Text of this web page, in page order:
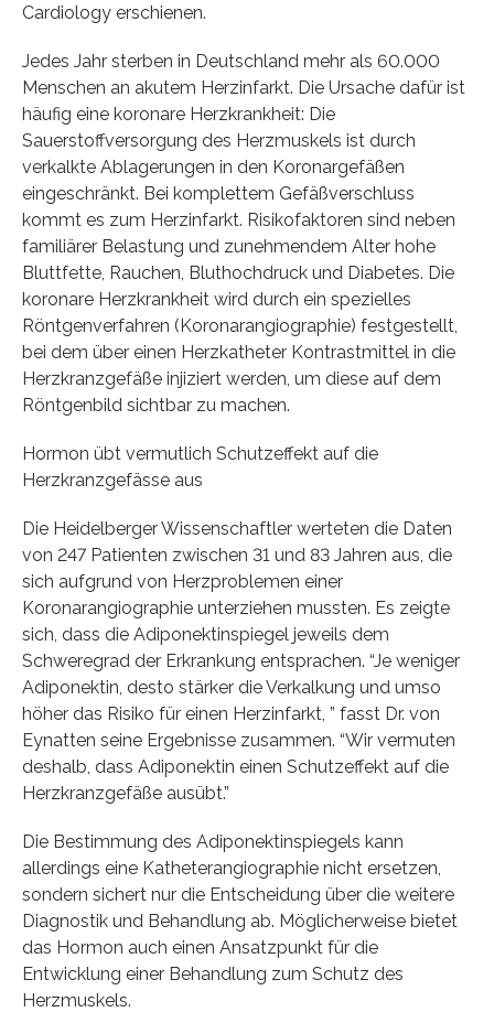
Cardiology erschienen.
Jedes Jahr sterben in Deutschland mehr als 60.000
Menschen an akutem Herzinfarkt. Die Ursache dafür ist
häufig eine koronare Herzkrankheit: Die
Sauerstoffversorgung des Herzmuskels ist durch
verkalkte Ablagerungen in den Koronargefäßen
eingeschränkt. Bei komplettem Gefäßverschluss
kommt es zum Herzinfarkt. Risikofaktoren sind neben
familiärer Belastung und zunehmendem Alter hohe
Bluttfette, Rauchen, Bluthochdruck und Diabetes. Die
koronare Herzkrankheit wird durch ein spezielles
Röntgenverfahren (Koronarangiographie) festgestellt,
bei dem über einen Herzkatheter Kontrastmittel in die
Herzkranzgefäße injiziert werden, um diese auf dem
Röntgenbild sichtbar zu machen.
Hormon übt vermutlich Schutzeffekt auf die
Herzkranzgefässe aus
Die Heidelberger Wissenschaftler werteten die Daten
von 247 Patienten zwischen 31 und 83 Jahren aus, die
sich aufgrund von Herzproblemen einer
Koronarangiographie unterziehen mussten. Es zeigte
sich, dass die Adiponektinspiegel jeweils dem
Schweregrad der Erkrankung entsprachen. “Je weniger
Adiponektin, desto stärker die Verkalkung und umso
höher das Risiko für einen Herzinfarkt, ” fasst Dr. von
Eynatten seine Ergebnisse zusammen. “Wir vermuten
deshalb, dass Adiponektin einen Schutzeffekt auf die
Herzkranzgefäße ausübt.”
Die Bestimmung des Adiponektinspiegels kann
allerdings eine Katheterangiographie nicht ersetzen,
sondern sichert nur die Entscheidung über die weitere
Diagnostik und Behandlung ab. Möglicherweise bietet
das Hormon auch einen Ansatzpunkt für die
Entwicklung einer Behandlung zum Schutz des
Herzmuskels.